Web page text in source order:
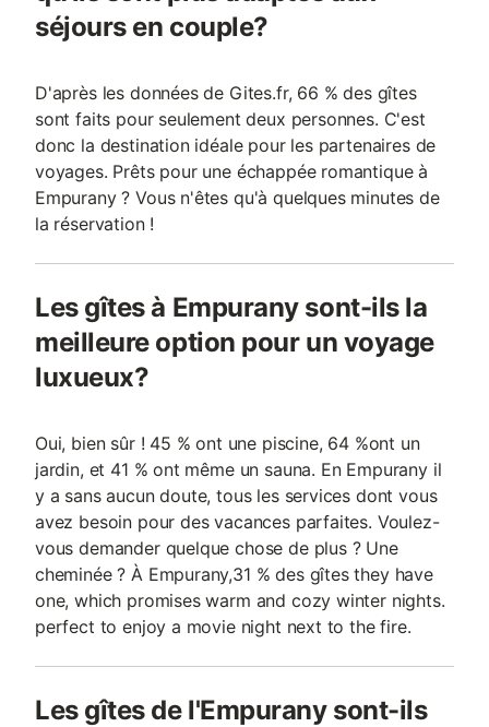
séjours en couple?
D'après les données de Gites.fr, 66 % des gîtes
sont faits pour seulement deux personnes. C'est
donc la destination idéale pour les partenaires de
voyages. Prêts pour une échappée romantique à
Empurany ? Vous n'êtes qu'à quelques minutes de
la réservation !
Les gîtes à Empurany sont-ils la
meilleure option pour un voyage
luxueux?
Oui, bien sûr ! 45 % ont une piscine, 64 %ont un
jardin, et 41 % ont même un sauna. En Empurany il
y a sans aucun doute, tous les services dont vous
avez besoin pour des vacances parfaites. Voulez-
vous demander quelque chose de plus ? Une
cheminée ? À Empurany,31 % des gîtes they have
one, which promises warm and cozy winter nights.
perfect to enjoy a movie night next to the fire.
Les gîtes de l'Empurany sont-ils